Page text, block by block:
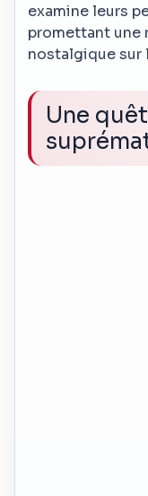
examine leurs
promettant une
nostalgique sur
Une